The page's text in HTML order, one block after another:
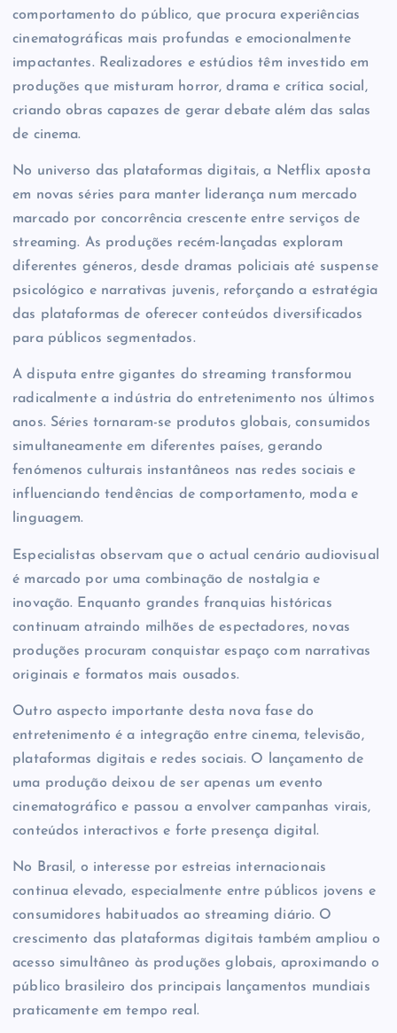
comportamento do público, que procura experiências
cinematográficas mais profundas e emocionalmente
impactantes. Realizadores e estúdios têm investido em
produções que misturam horror, drama e crítica social,
criando obras capazes de gerar debate além das salas
de cinema.
No universo das plataformas digitais, a Netflix aposta
em novas séries para manter liderança num mercado
marcado por concorrência crescente entre serviços de
streaming. As produções recém-lançadas exploram
diferentes géneros, desde dramas policiais até suspense
psicológico e narrativas juvenis, reforçando a estratégia
das plataformas de oferecer conteúdos diversificados
para públicos segmentados.
A disputa entre gigantes do streaming transformou
radicalmente a indústria do entretenimento nos últimos
anos. Séries tornaram-se produtos globais, consumidos
simultaneamente em diferentes países, gerando
fenómenos culturais instantâneos nas redes sociais e
influenciando tendências de comportamento, moda e
linguagem.
Especialistas observam que o actual cenário audiovisual
é marcado por uma combinação de nostalgia e
inovação. Enquanto grandes franquias históricas
continuam atraindo milhões de espectadores, novas
produções procuram conquistar espaço com narrativas
originais e formatos mais ousados.
Outro aspecto importante desta nova fase do
entretenimento é a integração entre cinema, televisão,
plataformas digitais e redes sociais. O lançamento de
uma produção deixou de ser apenas um evento
cinematográfico e passou a envolver campanhas virais,
conteúdos interactivos e forte presença digital.
No Brasil, o interesse por estreias internacionais
continua elevado, especialmente entre públicos jovens e
consumidores habituados ao streaming diário. O
crescimento das plataformas digitais também ampliou o
acesso simultâneo às produções globais, aproximando o
público brasileiro dos principais lançamentos mundiais
praticamente em tempo real.